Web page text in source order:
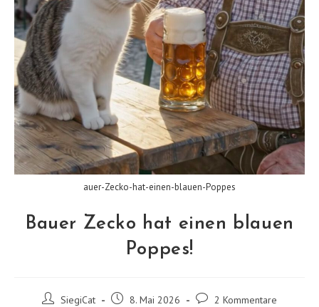
auer-Zecko-hat-einen-blauen-Poppes
Bauer Zecko hat einen blauen
Poppes!
Beitrags-SiegiCat
Beitrag8. Mai 2026
Beitrags-2 Kommentare